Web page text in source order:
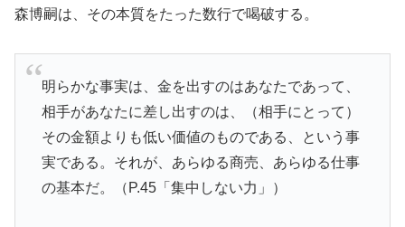
森博嗣は、その本質をたった数行で喝破する。
明らかな事実は、金を出すのはあなたであって、
相手があなたに差し出すのは、（相手にとって）
その金額よりも低い価値のものである、という事
実である。それが、あらゆる商売、あらゆる仕事
の基本だ。（P.45「集中しない力」）